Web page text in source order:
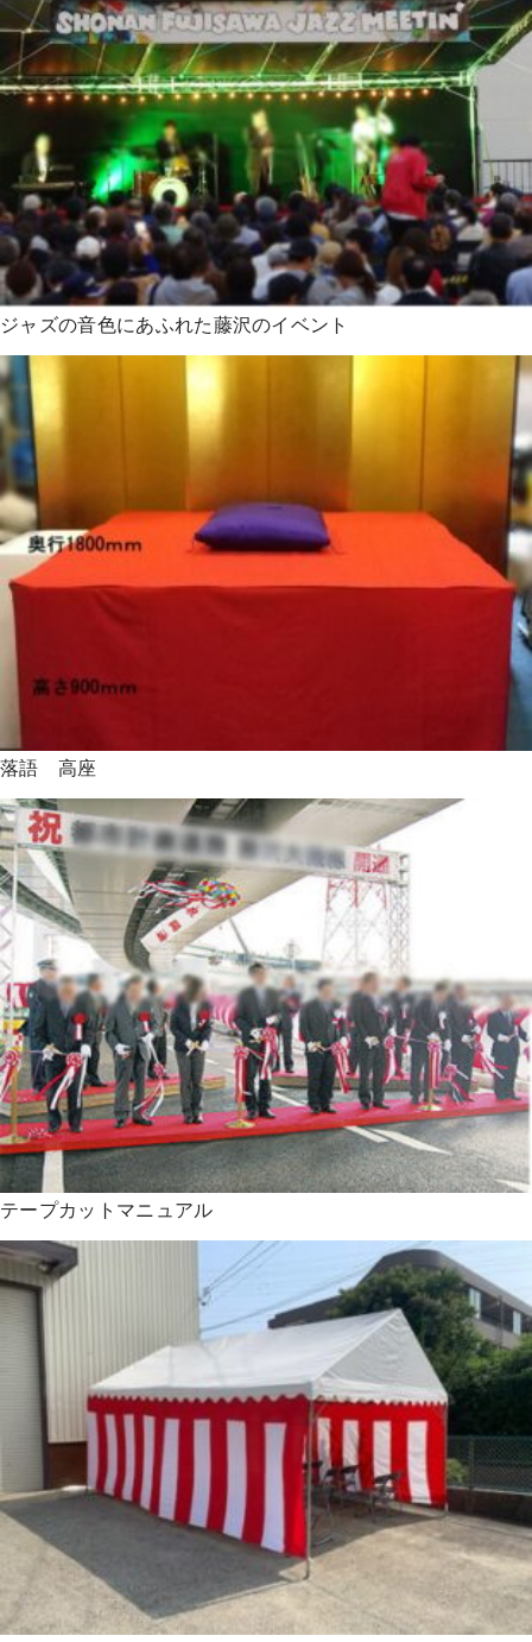
ジャズの音色にあふれた藤沢のイベント
落語 高座
テープカットマニュアル